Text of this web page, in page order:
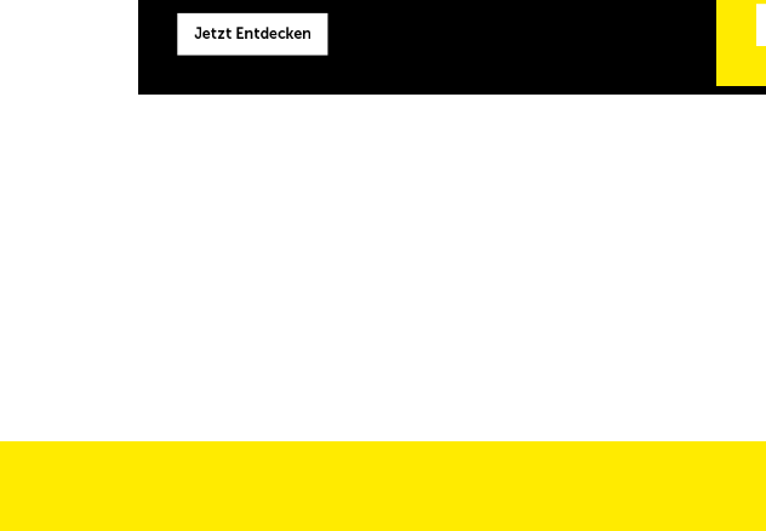
Jetzt Entdecken